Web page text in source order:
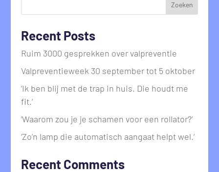
Zoeken
Recent Posts
Ruim 3000 gesprekken over valpreventie
Valpreventieweek 30 september tot 5 oktober
‘Ik ben blij met de trap in huis. Die houdt me
fit.’
‘Waarom zou je je schamen voor een rollator?’
‘Zo’n lamp die automatisch aangaat helpt wel.’
Recent Comments